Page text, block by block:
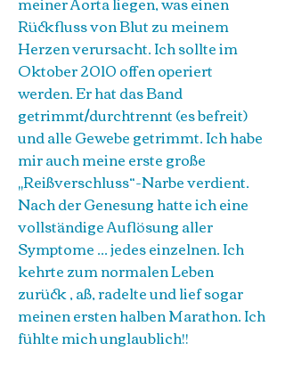
Rückfluss von Blut zu meinem
Herzen verursacht. Ich sollte im
Oktober 2010 offen operiert
werden. Er hat das Band
getrimmt/durchtrennt (es befreit)
und alle Gewebe getrimmt. Ich habe
mir auch meine erste große
„Reißverschluss“-Narbe verdient.
Nach der Genesung hatte ich eine
vollständige Auflösung aller
Symptome ... jedes einzelnen. Ich
kehrte zum normalen Leben
zurück , aß, radelte und lief sogar
meinen ersten halben Marathon. Ich
fühlte mich unglaublich!!